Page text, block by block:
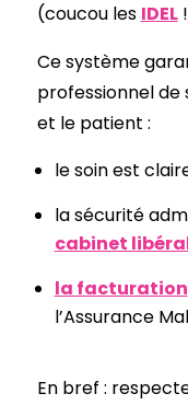
(coucou les IDEL
Ce système
professionnel de
et le patient :
le soin est
la sécurité
cabinet
la facturation
l’Assurance
En bref :